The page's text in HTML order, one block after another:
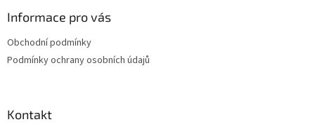
Informace pro vás
Obchodní podmínky
Podmínky ochrany osobních údajů
Kontakt